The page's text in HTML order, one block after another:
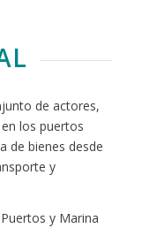
de actores,
los puertos
de bienes desde
y
y Marina